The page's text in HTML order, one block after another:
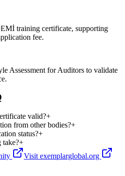
training certificate, supporting
fee.
Assessment for Auditors to validate
valid?+
from other bodies?+
status?+
take?+
Visit exemplarglobal.org